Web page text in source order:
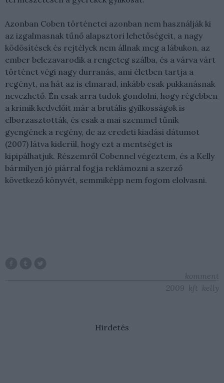
Azonban Coben történetei azonban nem használják ki
az izgalmasnak tűnő alapsztori lehetőségeit, a nagy
ködösítések és rejtélyek nem állnak meg a lábukon, az
ember belezavarodik a rengeteg szálba, és a várva várt
történet végi nagy durranás, ami életben tartja a
regényt, na hát az is elmarad, inkább csak pukkanásnak
nevezhető. Én csak arra tudok gondolni, hogy régebben
a krimik kedvelőit már a brutális gyilkosságok is
elborzasztották, és csak a mai szemmel tűnik
gyengének a regény, de az eredeti kiadási dátumot
(2007) látva kiderül, hogy ezt a mentséget is
kipipálhatjuk. Részemről Cobennel végeztem, és a Kelly
bármilyen jó piárral fogja reklámozni a szerző
következő könyvét, semmiképp nem fogom elolvasni.
komment
2009 kft kelly
Hirdetés